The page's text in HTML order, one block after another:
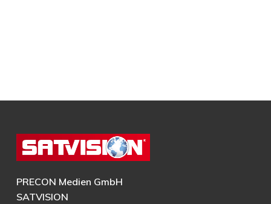
PRECON Medien GmbH
SATVISION